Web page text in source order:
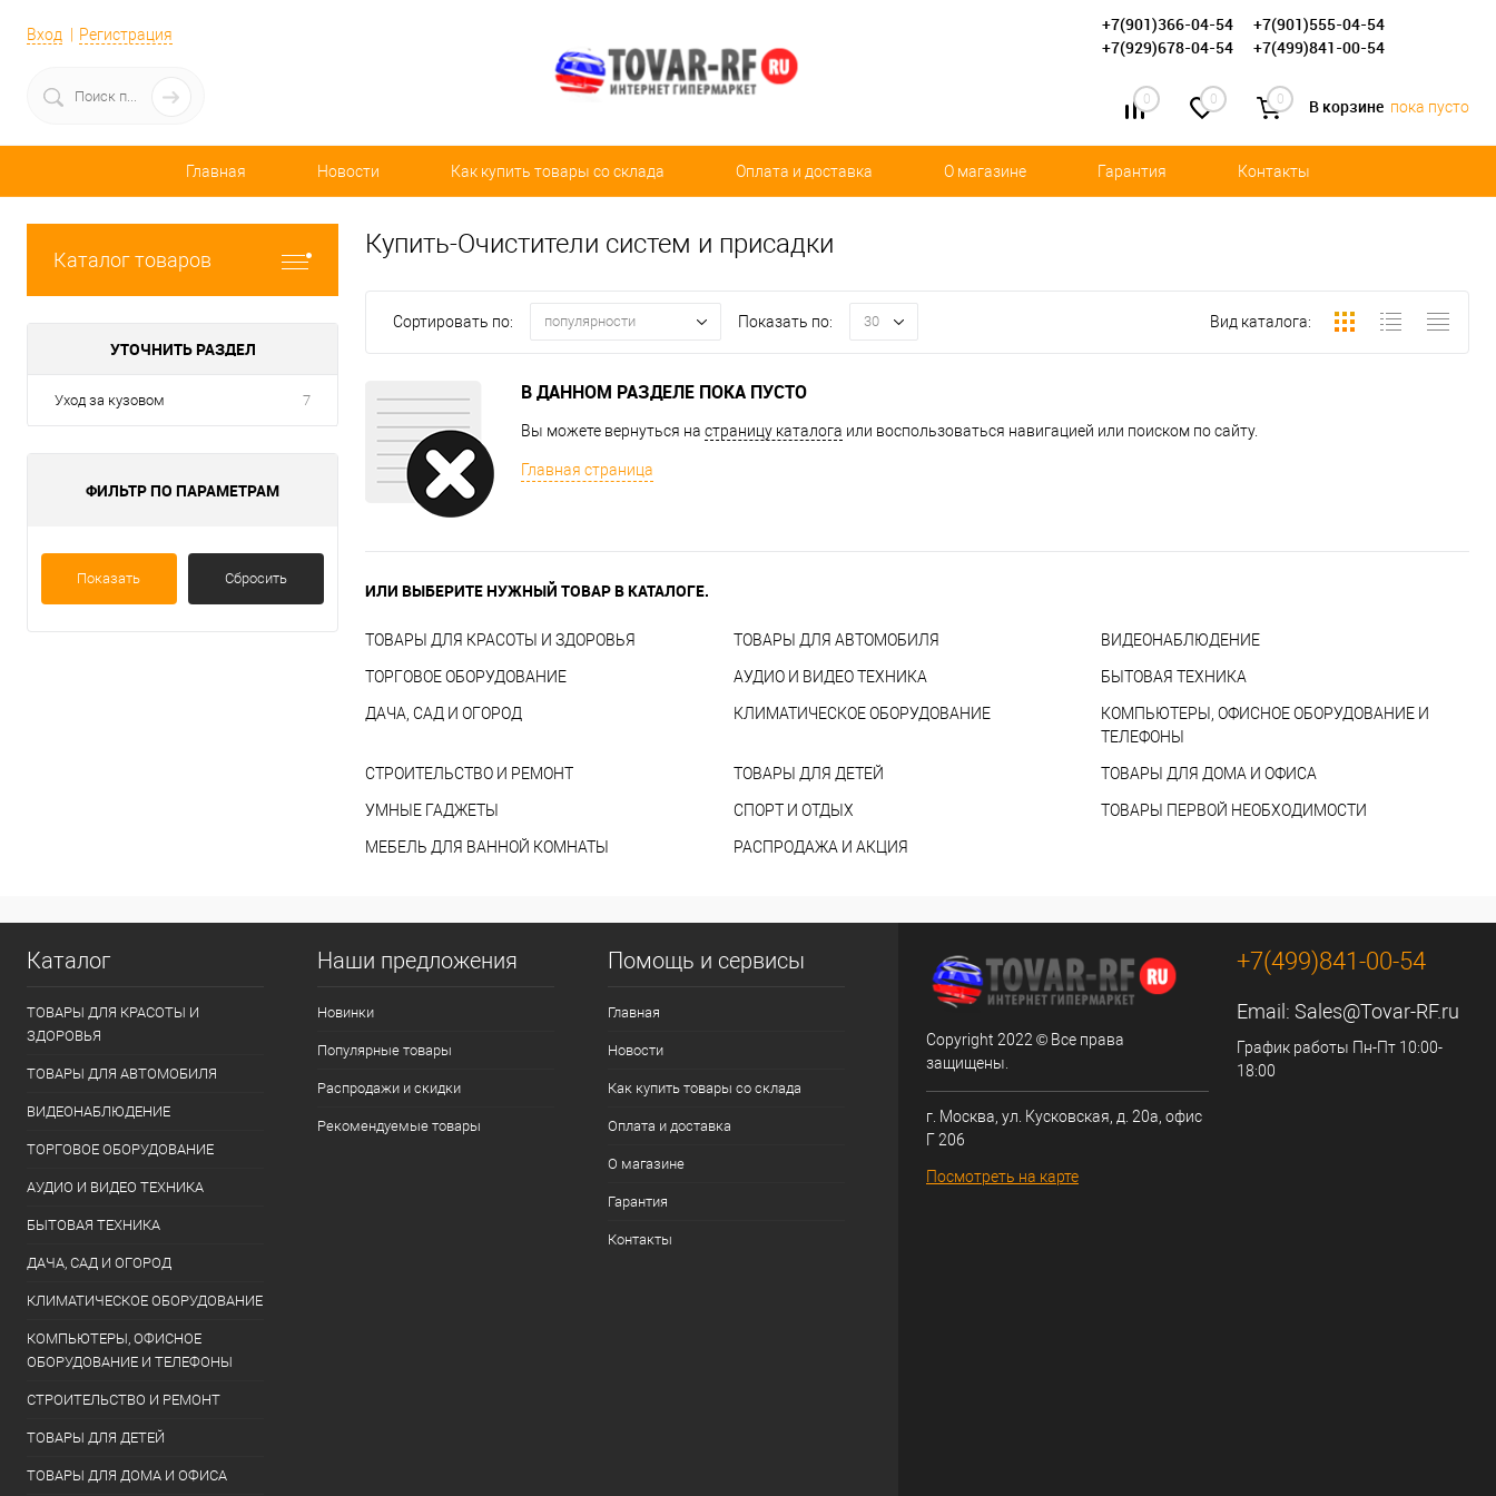
Вход Регистрация +7(901)366-04-54
+7(901)555-04-54
+7(929)678-04-54
+7(499)841-00-54
0 0 0 В корзине пока пусто
Главная Новости Как купить товары со склада Оплата и доставка О магазине Гарантия Контакты
Каталог товаров
УТОЧНИТЬ РАЗДЕЛ
Уход за кузовом 7
ФИЛЬТР ПО ПАРАМЕТРАМ
Показать Сбросить
Купить-Очистители систем и присадки
Сортировать по: популярности Показать по: 30 Вид каталога:
В ДАННОМ РАЗДЕЛЕ ПОКА ПУСТО
Вы можете вернуться на страницу каталога или воспользоваться навигацией или поиском по сайту.
Главная страница
ИЛИ ВЫБЕРИТЕ НУЖНЫЙ ТОВАР В КАТАЛОГЕ.
ТОВАРЫ ДЛЯ КРАСОТЫ И ЗДОРОВЬЯ ТОВАРЫ ДЛЯ АВТОМОБИЛЯ ВИДЕОНАБЛЮДЕНИЕ
ТОРГОВОЕ ОБОРУДОВАНИЕ АУДИО И ВИДЕО ТЕХНИКА БЫТОВАЯ ТЕХНИКА
ДАЧА, САД И ОГОРОД КЛИМАТИЧЕСКОЕ ОБОРУДОВАНИЕ
КОМПЬЮТЕРЫ, ОФИСНОЕ ОБОРУДОВАНИЕ И
ТЕЛЕФОНЫ
СТРОИТЕЛЬСТВО И РЕМОНТ ТОВАРЫ ДЛЯ ДЕТЕЙ ТОВАРЫ ДЛЯ ДОМА И ОФИСА
УМНЫЕ ГАДЖЕТЫ СПОРТ И ОТДЫХ ТОВАРЫ ПЕРВОЙ НЕОБХОДИМОСТИ
МЕБЕЛЬ ДЛЯ ВАННОЙ КОМНАТЫ РАСПРОДАЖА И АКЦИЯ
Каталог
ТОВАРЫ ДЛЯ КРАСОТЫ И
ЗДОРОВЬЯ
ТОВАРЫ ДЛЯ АВТОМОБИЛЯ
ВИДЕОНАБЛЮДЕНИЕ
ТОРГОВОЕ ОБОРУДОВАНИЕ
АУДИО И ВИДЕО ТЕХНИКА
БЫТОВАЯ ТЕХНИКА
ДАЧА, САД И ОГОРОД
КЛИМАТИЧЕСКОЕ ОБОРУДОВАНИЕ
КОМПЬЮТЕРЫ, ОФИСНОЕ
ОБОРУДОВАНИЕ И ТЕЛЕФОНЫ
СТРОИТЕЛЬСТВО И РЕМОНТ
ТОВАРЫ ДЛЯ ДЕТЕЙ
ТОВАРЫ ДЛЯ ДОМА И ОФИСА
Наши предложения
Новинки
Популярные товары
Распродажи и скидки
Рекомендуемые товары
Помощь и сервисы
Главная
Новости
Как купить товары со склада
Оплата и доставка
О магазине
Гарантия
Контакты
Copyright 2022 © Все права
защищены.
г. Москва, ул. Кусковская, д. 20а, офис
Г 206
Посмотреть на карте
+7(499)841-00-54
Email: Sales@Tovar-RF.ru
График работы Пн-Пт 10:00-
18:00